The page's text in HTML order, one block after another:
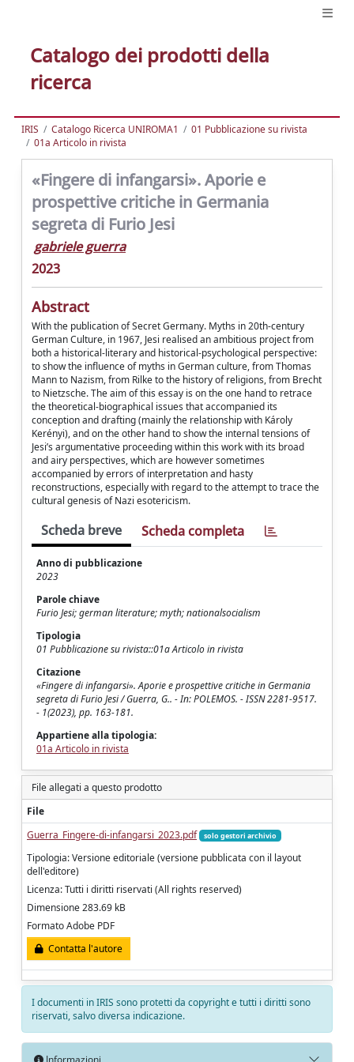
Catalogo dei prodotti della
ricerca
IRIS Catalogo Ricerca UNIROMA1
01 Pubblicazione su rivista
01a Articolo in rivista
«Fingere di infangarsi». Aporie e
prospettive critiche in Germania
segreta di Furio Jesi
gabriele guerra
2023
Abstract
With the publication of Secret Germany. Myths in 20th-century
German Culture, in 1967, Jesi realised an ambitious project from
both a historical-literary and historical-psychological perspective:
to show the influence of myths in German culture, from Thomas
Mann to Nazism, from Rilke to the history of religions, from Brecht
to Nietzsche. The aim of this essay is on the one hand to retrace
the theoretical-biographical issues that accompanied its
conception and drafting (mainly the relationship with Károly
Kerényi), and on the other hand to show the internal tensions of
Jesi’s argumentative proceeding within this work with its broad
and airy perspectives, which are however sometimes
accompanied by errors of interpretation and hasty
reconstructions, especially with regard to the attempt to trace the
cultural genesis of Nazi esotericism.
Scheda breve Scheda completa
Anno di pubblicazione
2023
Parole chiave
Furio Jesi; german literature; myth; nationalsocialism
Tipologia
01 Pubblicazione su rivista::01a Articolo in rivista
Citazione
«Fingere di infangarsi». Aporie e prospettive critiche in Germania
segreta di Furio Jesi / Guerra, G.. - In: POLEMOS. - ISSN 2281-9517.
- 1(2023), pp. 163-181.
Appartiene alla tipologia:
01a Articolo in rivista
File allegati a questo prodotto
File
Guerra_Fingere-di-infangarsi_2023.pdf
solo gestori archivio
Tipologia: Versione editoriale (versione pubblicata con il layout
dell'editore)
Licenza: Tutti i diritti riservati (All rights reserved)
Dimensione 283.69 kB
Formato Adobe PDF
Contatta l'autore
I documenti in IRIS sono protetti da copyright e tutti i diritti sono
riservati, salvo diversa indicazione.
Informazioni